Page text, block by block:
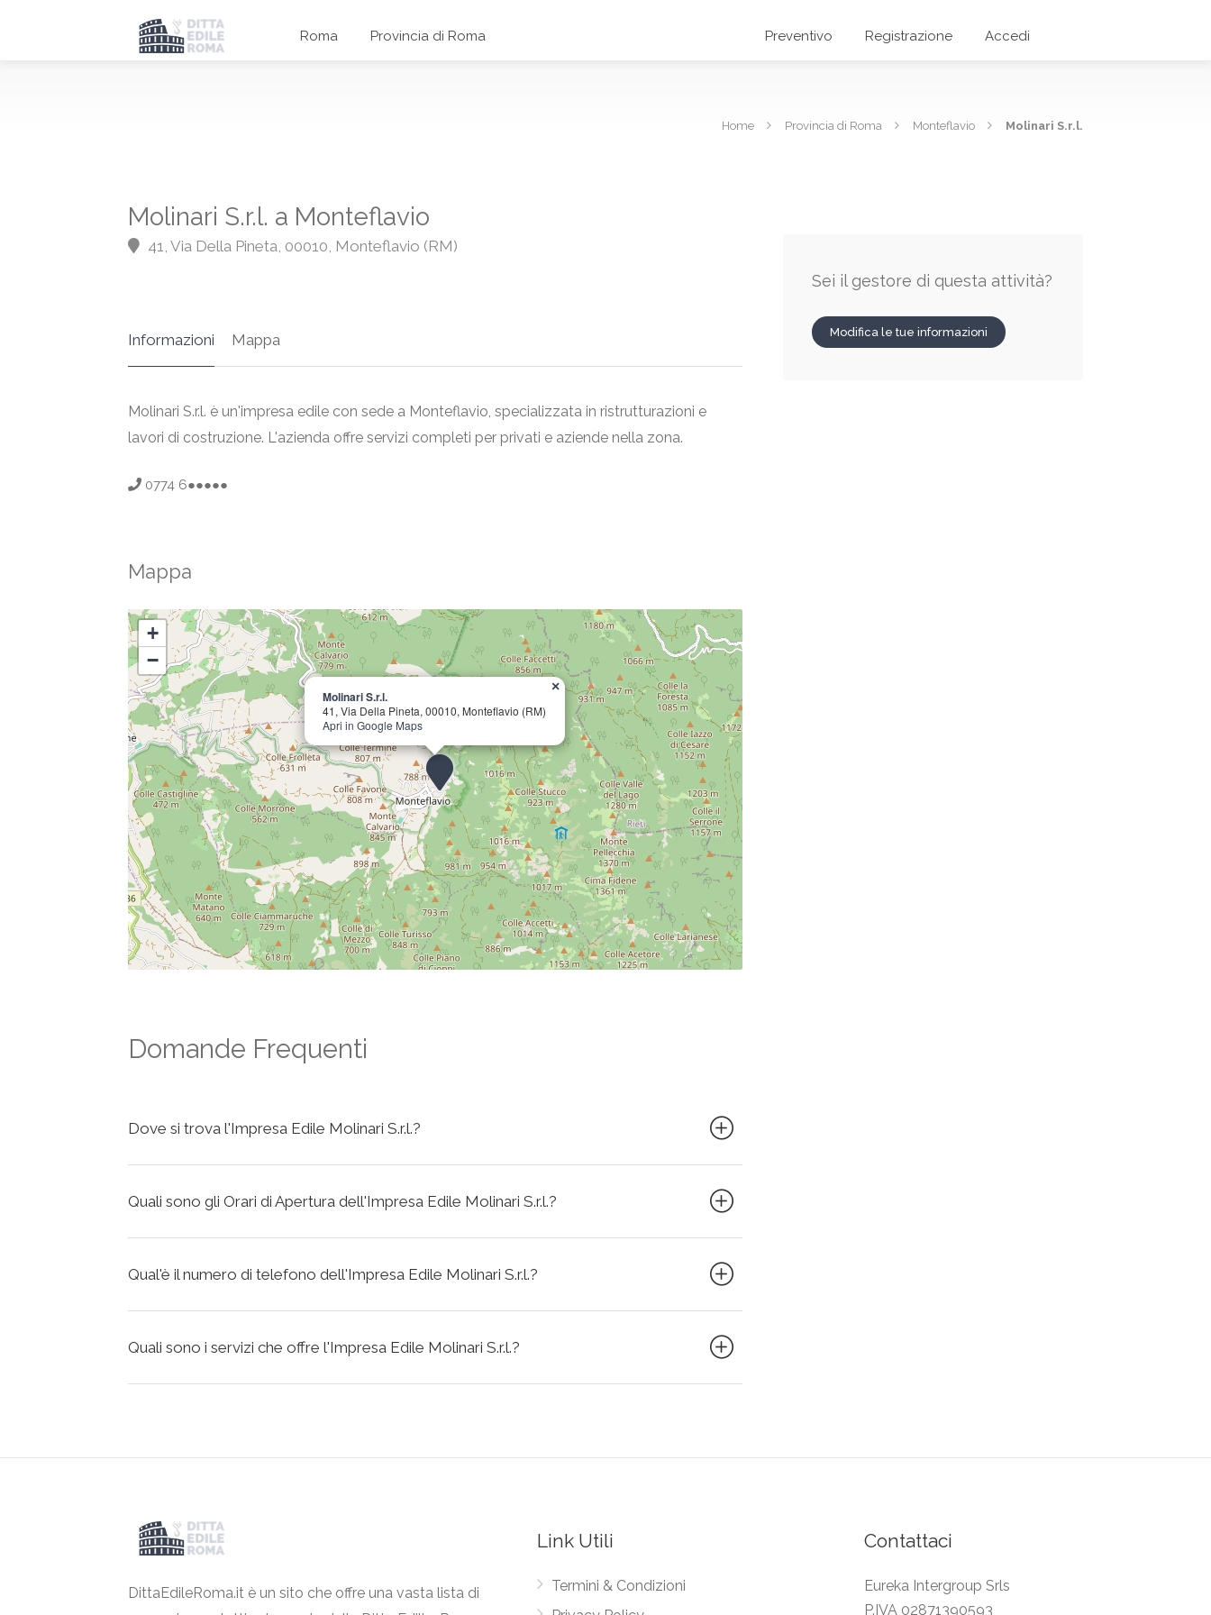
Roma Provincia di Roma Preventivo Registrazione Accedi
Home Provincia di Roma Monteflavio Molinari S.r.l.
Molinari S.r.l. a Monteflavio
41, Via Della Pineta, 00010, Monteflavio (RM)
Informazioni Mappa
Molinari S.r.l. è un'impresa edile con sede a Monteflavio, specializzata in ristrutturazioni e
lavori di costruzione. L'azienda offre servizi completi per privati e aziende nella zona.
0774 6●●●●●
Mappa
Molinari S.r.l.
41, Via Della Pineta, 00010, Monteflavio (RM)
Apri in Google Maps
×
+
−
Domande Frequenti
Dove si trova l'Impresa Edile Molinari S.r.l.?
Quali sono gli Orari di Apertura dell'Impresa Edile Molinari S.r.l.?
Qual'è il numero di telefono dell'Impresa Edile Molinari S.r.l.?
Quali sono i servizi che offre l'Impresa Edile Molinari S.r.l.?
Sei il gestore di questa attività?
Modifica le tue informazioni
DittaEdileRoma.it è un sito che offre una vasta lista di
Link Utili
Termini & Condizioni
Contattaci
Eureka Intergroup Srls
P.IVA 02871390593